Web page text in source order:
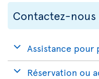
Contactez-
Assistance pour
Réservation ou